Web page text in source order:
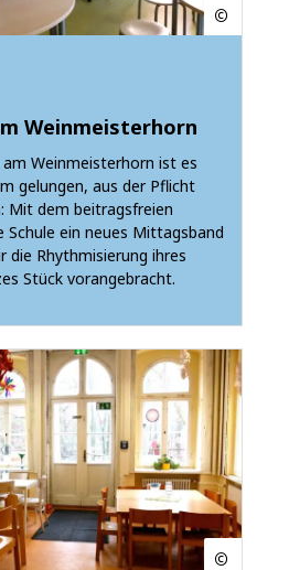
Weinmeisterhorn
am Weinmeisterhorn ist es
gelungen, aus der Pflicht
Mit dem beitragsfreien
ein neues Mittagsband
die Rhythmisierung ihres
Stück vorangebracht.